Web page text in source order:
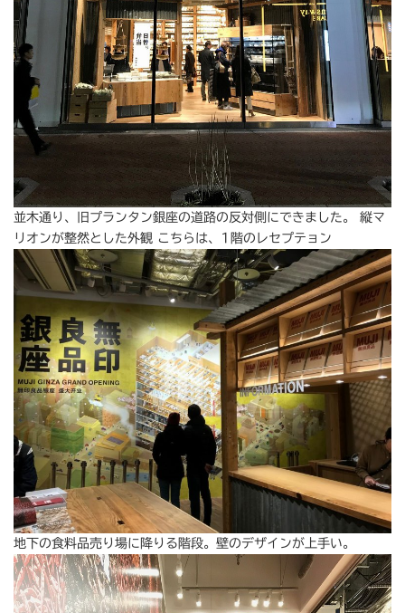
並木通り、旧プランタン銀座の道路の反対側にできました。 縦マ
リオンが整然とした外観 こちらは、1階のレセプテョン
地下の食料品売り場に降りる階段。壁のデザインが上手い。